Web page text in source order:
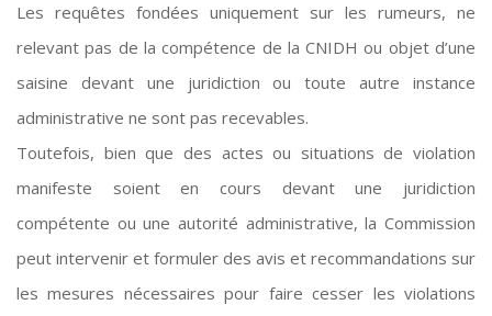
Les requêtes fondées uniquement sur les rumeurs, ne
relevant pas de la compétence de la CNIDH ou objet d’une
saisine devant une juridiction ou toute autre instance
administrative ne sont pas recevables.
Toutefois, bien que des actes ou situations de violation
manifeste soient en cours devant une juridiction
compétente ou une autorité administrative, la Commission
peut intervenir et formuler des avis et recommandations sur
les mesures nécessaires pour faire cesser les violations